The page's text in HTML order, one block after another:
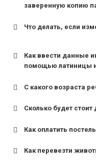
заверенную копию
Что делать, если
Как ввести данные
помощью латиницы
С какого возраста
для поездов
для пригородных
Сколько будет стоит
Как оплатить
Как перевезти